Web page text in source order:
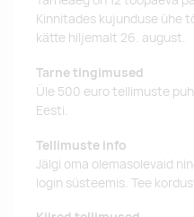
Kinnitades kujunduse ühe
kätte hiljemalt 26. august.
Tarne tingimused
Üle 500 euro tellimuste
Eesti.
Tellimuste info
Jälgi oma olemasolevaid
login süsteemis. Tee